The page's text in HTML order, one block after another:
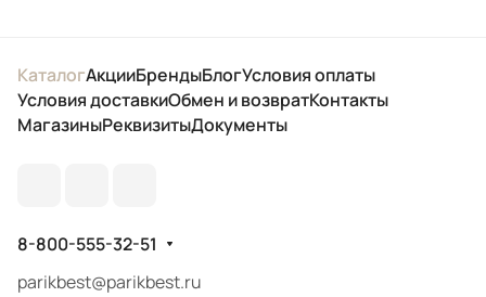
КаталогАкцииБрендыБлогУсловия оплаты
Условия доставкиОбмен и возвратКонтакты
МагазиныРеквизитыДокументы
8-800-555-32-51
parikbest@parikbest.ru